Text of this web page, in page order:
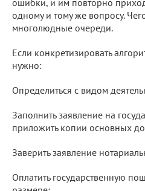
одному и тому же вопросу.
многолюдные очереди.
Если конкретизировать
нужно:
Определиться с видом
Заполнить заявление на
приложить копии основных
Заверить заявление
Оплатить государственную